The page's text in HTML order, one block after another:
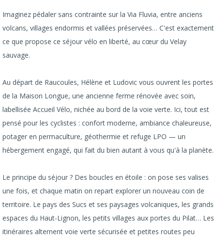
Imaginez pédaler sans contrainte sur la Via Fluvia, entre anciens
volcans, villages endormis et vallées préservées… C'est exactement
ce que propose ce séjour vélo en liberté, au cœur du Velay
sauvage.
Au départ de Raucoules, Hélène et Ludovic vous ouvrent les portes
de la Maison Longue, une ancienne ferme rénovée avec soin,
labellisée Accueil Vélo, nichée au bord de la voie verte. Ici, tout est
pensé pour les cyclistes : confort moderne, ambiance chaleureuse,
potager en permaculture, géothermie et refuge LPO — un
hébergement engagé, qui fait du bien autant à vous qu'à la planète.
Le principe du séjour ? Des boucles en étoile : on pose ses valises
une fois, et chaque matin on repart explorer un nouveau coin de
territoire. Le pays des Sucs et ses paysages volcaniques, les grands
espaces du Haut-Lignon, les petits villages aux portes du Pilat… Les
itinéraires alternent voie verte sécurisée et petites routes peu